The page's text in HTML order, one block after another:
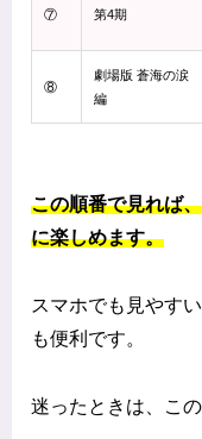
⑦ 第4期
⑧
劇場版 蒼海の涙
編
この順番で見れば
に楽しめます。
スマホでも見やす
も便利です。
迷ったときは、こ